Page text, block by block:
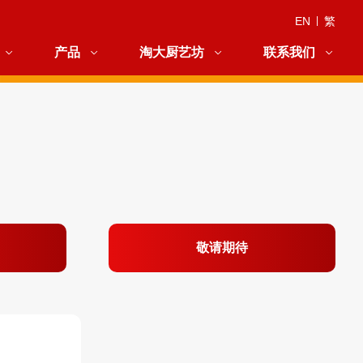
EN 繁
产品 淘大厨艺坊 联系我们
敬请期待